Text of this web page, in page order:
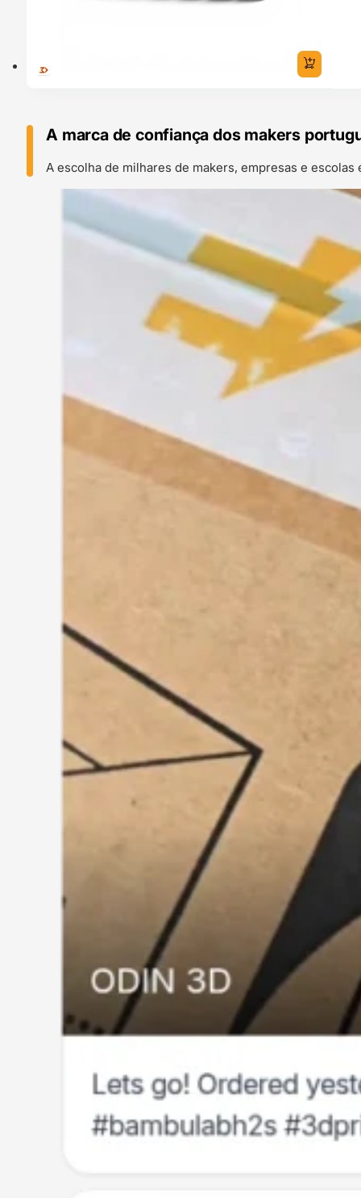
A marca de confiança dos makers
A escolha de milhares de makers, empresas e escolas